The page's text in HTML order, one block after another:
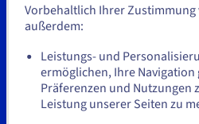
Demo und
Melden Sie sich für eine Demo
Gehe zur [Website] Webseite
us.ovhcloud.com/hosted-
cloud
Englisch USD - $
oder
Vorbehaltlich Ihrer
außerdem:
Leistungs- und
ermöglichen, Ihre Navigation
Präferenzen und Nutzungen
Leistung unserer Seiten zu